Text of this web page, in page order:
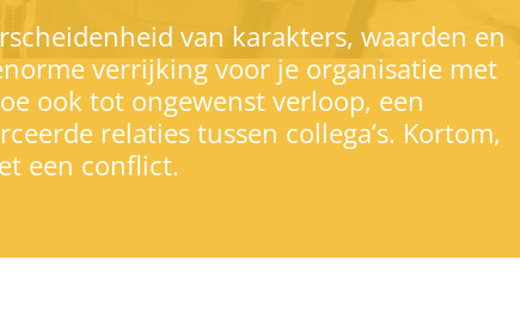
van karakters, waarden en
verrijking voor je organisatie met
ook tot ongewenst verloop, een
relaties tussen collega’s. Kortom,
een conflict.